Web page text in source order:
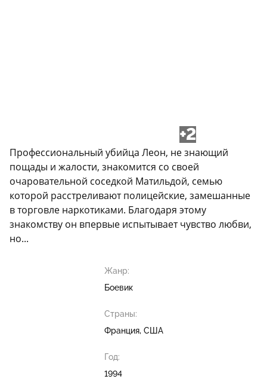
+2
Профессиональный убийца Леон, не знающий
пощады и жалости, знакомится со своей
очаровательной соседкой Матильдой, семью
которой расстреливают полицейские, замешанные
в торговле наркотиками. Благодаря этому
знакомству он впервые испытывает чувство любви,
но...
Жанр:
Боевик
Страны:
Франция, США
Год:
1994